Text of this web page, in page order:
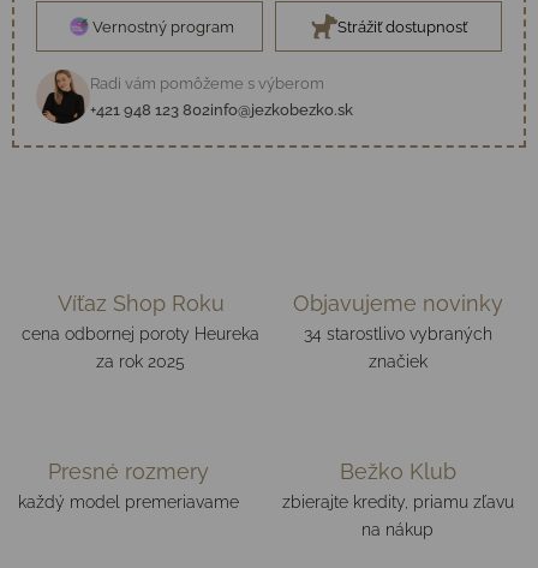
Vernostný program Strážiť dostupnosť
Radi vám pomôžeme s výberom
+421 948 123 802info@jezkobezko.sk
Víťaz Shop Roku
cena odbornej poroty Heureka
za rok 2025
Objavujeme novinky
34 starostlivo vybraných
značiek
Presné rozmery
každý model premeriavame
Bežko Klub
zbierajte kredity, priamu zľavu
na nákup